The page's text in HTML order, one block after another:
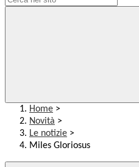
Home >
Novità >
Le notizie >
Miles Gloriosus